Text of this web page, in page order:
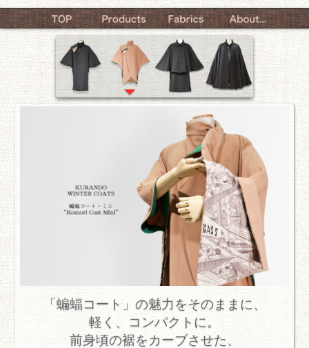
「蝙蝠コート」の魅力をそのままに、
軽く、コンパクトに。
前身頃の裾をカーブさせた、